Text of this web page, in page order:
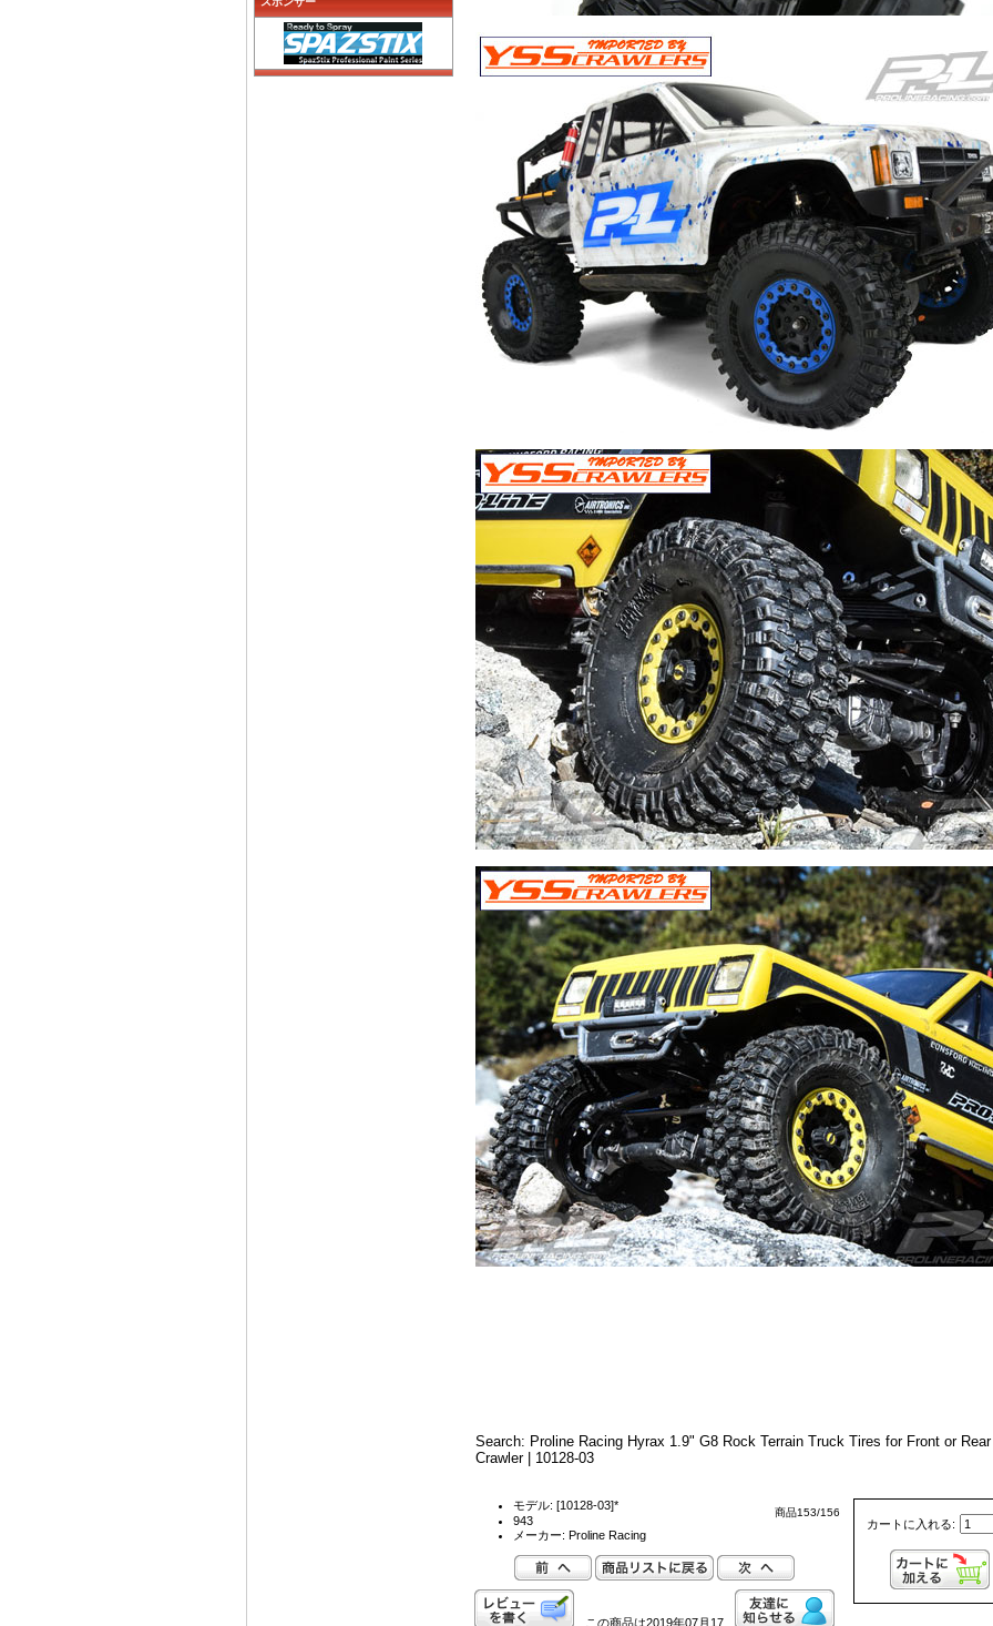
Search: Proline Racing Hyrax 1.9" G8 Rock Terrain Truck Tires for Front or
Crawler | 10128-03
カートに入れる:
モデル: [10128-03]*
943
メーカー: Proline Racing
商品153/156
この商品は2019年07月17